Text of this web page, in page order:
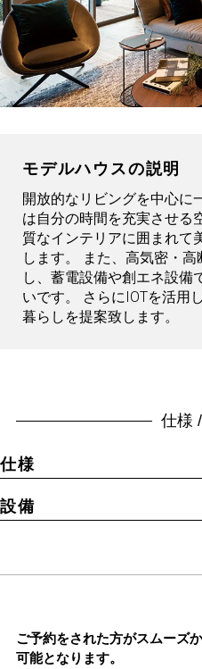
モデルハウスの説明
開放的なリビングを中心に
は自分の時間を充実させる
質なインテリアに囲まれて
します。 また、高気密・
し、蓄電設備や創エネ設備
いです。 さらにIOTを活用
暮らしを提案致します。
仕様
仕様
設備
ご予約をされた方がスムーズ
可能となります。